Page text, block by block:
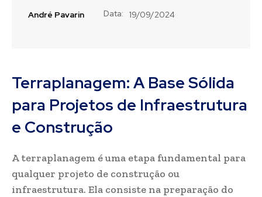
André Pavarin Data: 19/09/2024
Terraplanagem: A Base Sólida
para Projetos de Infraestrutura
e Construção
A terraplanagem é uma etapa fundamental para
qualquer projeto de construção ou
infraestrutura. Ela consiste na preparação do